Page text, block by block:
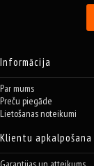
Informācija
Par mums
Preču piegāde
Lietošanas noteikumi
Klientu apkalpošana